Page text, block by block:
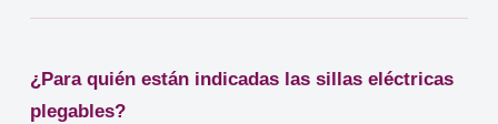
¿Para quién están indicadas las sillas eléctricas
plegables?